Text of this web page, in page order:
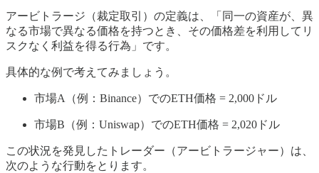
アービトラージ（裁定取引）の定義は、「同一の資産が、異
なる市場で異なる価格を持つとき、その価格差を利用してリ
スクなく利益を得る行為」です。
具体的な例で考えてみましょう。
市場A（例：Binance）でのETH価格 = 2,000ドル
市場B（例：Uniswap）でのETH価格 = 2,020ドル
この状況を発見したトレーダー（アービトラージャー）は、
次のような行動をとります。